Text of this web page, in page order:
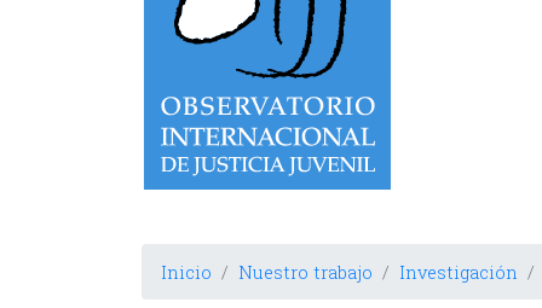
Inicio Nuestro trabajo Investigación